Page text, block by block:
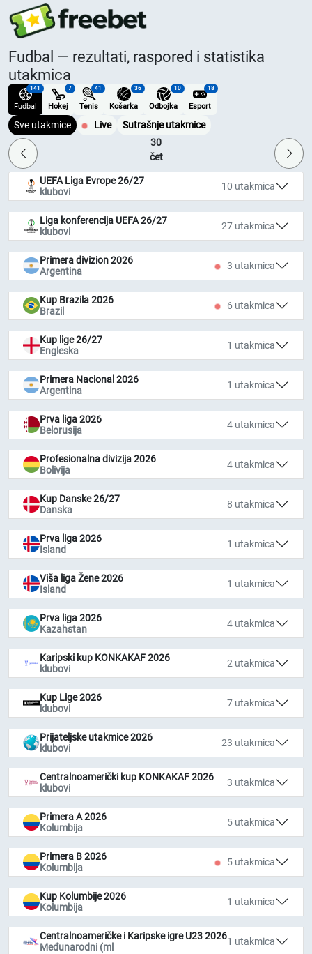
Fudbal — rezultati, raspored i statistika
utakmica
141
Fudbal
7
Hokej
41
Tenis
36
Košarka
10
Odbojka
18
Esport
Sve utakmice Live
Sutrašnje utakmice
30
čet
UEFA Liga Evrope 26/27
klubovi
10 utakmica
Liga konferencija UEFA 26/27
klubovi
27 utakmica
Primera divizion 2026
Argentina
3 utakmica
Kup Brazila 2026
Brazil
6 utakmica
Kup lige 26/27
Engleska
1 utakmica
Primera Nacional 2026
Argentina
1 utakmica
Prva liga 2026
Belorusija
4 utakmica
Profesionalna divizija 2026
Bolivija
4 utakmica
Kup Danske 26/27
Danska
8 utakmica
Prva liga 2026
Island
1 utakmica
Viša liga Žene 2026
Island
1 utakmica
Prva liga 2026
Kazahstan
4 utakmica
Karipski kup KONKAKAF 2026
klubovi
2 utakmica
Kup Lige 2026
klubovi
7 utakmica
Prijateljske utakmice 2026
klubovi
23 utakmica
Centralnoamerički kup KONKAKAF 2026
klubovi
3 utakmica
Primera A 2026
Kolumbija
5 utakmica
Primera B 2026
Kolumbija
5 utakmica
Kup Kolumbije 2026
Kolumbija
1 utakmica
Centralnoameričke i Karipske igre U23 2026
Međunarodni (ml
1 utakmica